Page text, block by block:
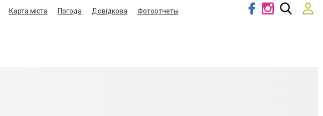
Карта міста Погода Довідкова
Фотоотчеты